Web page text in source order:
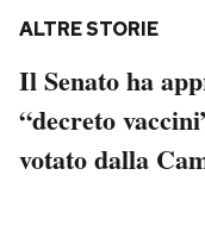
ALTRE STORIE
Il Senato ha
“decreto
votato dalla